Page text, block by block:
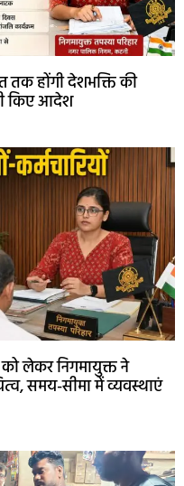
तक होंगी देशभक्ति की
किए आदेश
को लेकर निगमायुक्त ने
समय-सीमा में व्यवस्थाएं